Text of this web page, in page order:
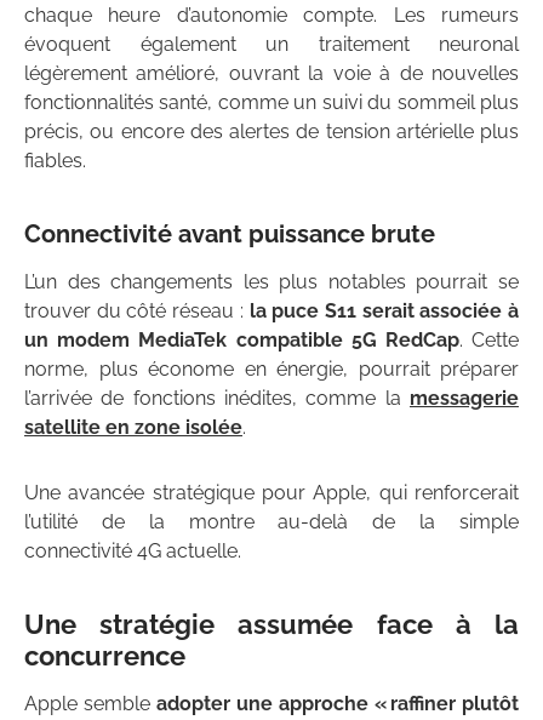
chaque heure d’autonomie compte. Les rumeurs
évoquent également un traitement neuronal
légèrement amélioré, ouvrant la voie à de nouvelles
fonctionnalités santé, comme un suivi du sommeil plus
précis, ou encore des alertes de tension artérielle plus
fiables.
Connectivité avant puissance brute
L’un des changements les plus notables pourrait se
trouver du côté réseau : la puce S11 serait associée à
un modem MediaTek compatible 5G RedCap. Cette
norme, plus économe en énergie, pourrait préparer
l’arrivée de fonctions inédites, comme la messagerie
satellite en zone isolée.
Une avancée stratégique pour Apple, qui renforcerait
l’utilité de la montre au-delà de la simple
connectivité 4G actuelle.
Une stratégie assumée face à la
concurrence
Apple semble adopter une approche « raffiner plutôt